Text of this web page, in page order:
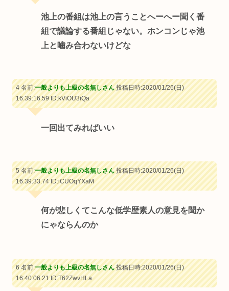
池上の番組は池上の言うことへーへー聞く番
組で議論する番組じゃない。ホンコンじゃ池
上と噛み合わないけどな
4 名前:一般よりも上級の名無しさん投稿日時:2020/01/26(日)
16:39:16.59ID:kViOU3iQa
一回出てみればいい
5 名前:一般よりも上級の名無しさん投稿日時:2020/01/26(日)
16:39:33.74ID:iCUOqYXaM
何が悲しくてこんな低学歴素人の意見を聞か
にゃならんのか
6 名前:一般よりも上級の名無しさん投稿日時:2020/01/26(日)
16:40:06.21ID:T62ZwvHLa